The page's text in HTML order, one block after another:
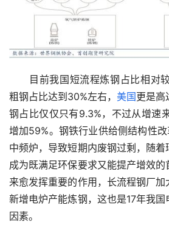
目前我国短流程炼钢占比相对较
粗钢占比达到30%左右， 美国更是高
钢占比仅仅只有9.3%，不过从增速
增加59%。钢铁行业供给侧结构性
中频炉，导致短期内废钢过剩，随
成为既满足环保要求又能提产增效
来愈发挥重要的作用，长流程钢厂加
新增电炉产能炼钢，这也是17年我
因素。